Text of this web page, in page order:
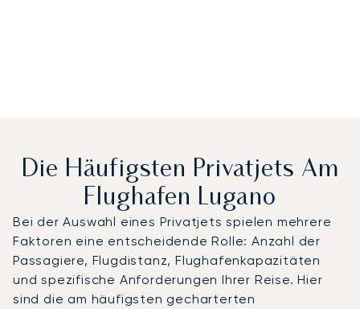
Die Häufigsten Privatjets Am
Flughafen Lugano
Bei der Auswahl eines Privatjets spielen mehrere
Faktoren eine entscheidende Rolle: Anzahl der
Passagiere, Flugdistanz, Flughafenkapazitäten
und spezifische Anforderungen Ihrer Reise. Hier
sind die am häufigsten gecharterten